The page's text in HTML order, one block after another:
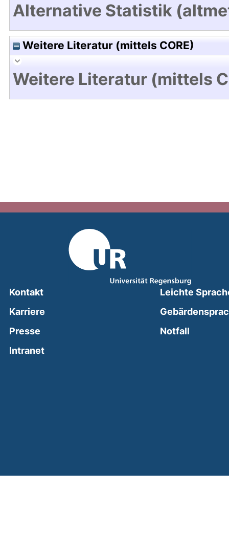
Alternative Statistik
Weitere Literatur (mittels CORE)
Weitere Literatur (mittels
Kontakt
Karriere
Presse
Intranet(external link, opens in a new window)
Leichte
Notfall